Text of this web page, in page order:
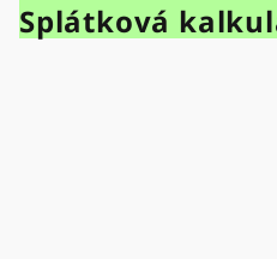
Splátková